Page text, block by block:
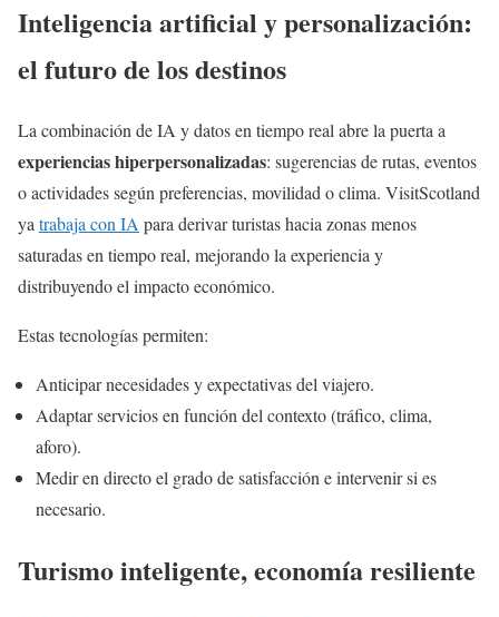
Inteligencia artificial y personalización:
el futuro de los destinos
La combinación de IA y datos en tiempo real abre la puerta a
experiencias hiperpersonalizadas: sugerencias de rutas, eventos
o actividades según preferencias, movilidad o clima. VisitScotland
ya trabaja con IA para derivar turistas hacia zonas menos
saturadas en tiempo real, mejorando la experiencia y
distribuyendo el impacto económico.
Estas tecnologías permiten:
Anticipar necesidades y expectativas del viajero.
Adaptar servicios en función del contexto (tráfico, clima,
aforo).
Medir en directo el grado de satisfacción e intervenir si es
necesario.
Turismo inteligente, economía resiliente